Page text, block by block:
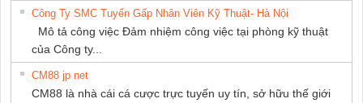
Công Ty SMC Tuyển Gấp Nhân Viên Kỹ Thuật- Hà Nội
Mô tả công việc Đảm nhiệm công việc tại phòng kỹ thuật
của Công ty...
CM88 jp net
CM88 là nhà cái cá cược trực tuyến uy tín, sở hữu thế giới